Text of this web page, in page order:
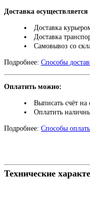
Доставка
Доставка
Доставка
Самовывоз со
Подробнее: Способы
Оплатить можно:
Выписать счёт на
Оплатить
Подробнее: Способы
Технические